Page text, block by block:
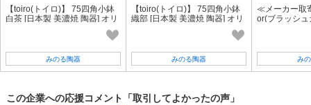
【toiro(トイロ)】 75四角小鉢
白茶 [日本製 美濃焼 陶器] オリ
みのる陶器
【toiro(トイロ)】 75四角小鉢
織部 [日本製 美濃焼 陶器] オリ
みのる陶器
≪メーカー取
or(ブラッシ
み
この企業への応援コメント「取引してよかったの声」